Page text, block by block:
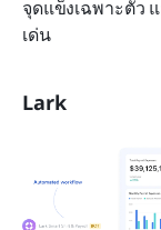
จุดแข็งเฉพาะตัว
เด่น
Lark